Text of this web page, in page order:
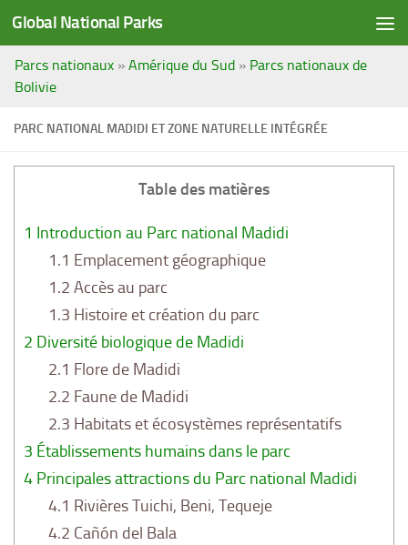
Saltar al contenido
Global National Parks
Parcs nationaux » Amérique du Sud » Parcs nationaux de
Bolivie
PARC NATIONAL MADIDI ET ZONE NATURELLE INTÉGRÉE
Table des matières
1 Introduction au Parc national Madidi
1.1 Emplacement géographique
1.2 Accès au parc
1.3 Histoire et création du parc
2 Diversité biologique de Madidi
2.1 Flore de Madidi
2.2 Faune de Madidi
2.3 Habitats et écosystèmes représentatifs
3 Établissements humains dans le parc
4 Principales attractions du Parc national Madidi
4.1 Rivières Tuichi, Beni, Tequeje
4.2 Cañón del Bala